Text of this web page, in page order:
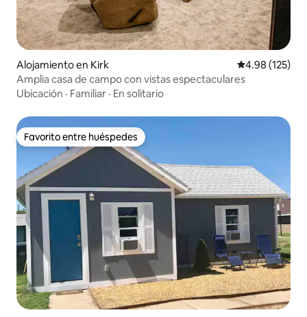
Alojamiento en Kirk Calificación
4.98 (125)
Amplia casa de campo con vistas espectaculares
Ubicación · Familiar · En solitario
Favorito entre huéspedes
Favorito entre huéspedes